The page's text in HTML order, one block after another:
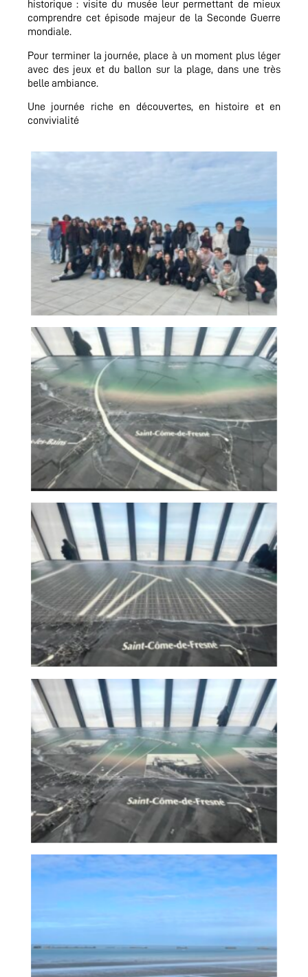
historique : visite du musée leur permettant de mieux
comprendre cet épisode majeur de la Seconde Guerre
mondiale.
Pour terminer la journée, place à un moment plus léger
avec des jeux et du ballon sur la plage, dans une très
belle ambiance.
Une journée riche en découvertes, en histoire et en
convivialité